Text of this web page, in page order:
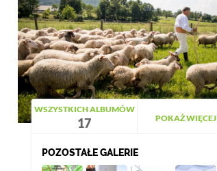
WSZYSTKICH ALBUMÓW
17 POKAŻ WIĘCEJ
POZOSTAŁE GALERIE